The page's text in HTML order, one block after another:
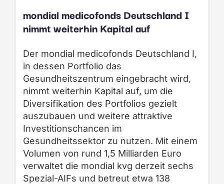
mondial medicofonds Deutschland I
nimmt weiterhin Kapital auf
Der mondial medicofonds Deutschland I,
in dessen Portfolio das
Gesundheitszentrum eingebracht wird,
nimmt weiterhin Kapital auf, um die
Diversifikation des Portfolios gezielt
auszubauen und weitere attraktive
Investitionschancen im
Gesundheitssektor zu nutzen. Mit einem
Volumen von rund 1,5 Milliarden Euro
verwaltet die mondial kvg derzeit sechs
Spezial-AIFs und betreut etwa 138